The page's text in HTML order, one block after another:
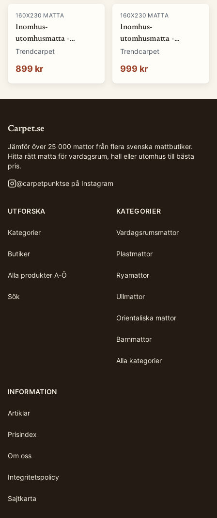
160X230 MATTA
Inomhus-
utomhusmatta -
Winona (grå) (Storlek:
Trendcarpet
899 kr
160X230 MATTA
Inomhus-
utomhusmatta -
Winona (orange)
Trendcarpet
999 kr
Carpet.se
Jämför över 25 000 mattor från flera svenska mattbutiker.
Hitta rätt matta för vardagsrum, hall eller utomhus till bästa
pris.
@carpetpunktse på Instagram
UTFORSKA
Kategorier
Butiker
Alla produkter A-Ö
Sök
KATEGORIER
Vardagsrumsmattor
Plastmattor
Ryamattor
Ullmattor
Orientaliska mattor
Barnmattor
Alla kategorier
INFORMATION
Artiklar
Prisindex
Om oss
Integritetspolicy
Sajtkarta